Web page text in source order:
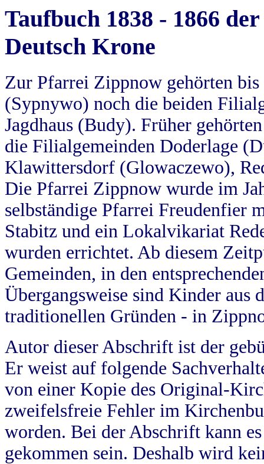
Taufbuch 1838 - 1866
Deutsch Krone
Zur Pfarrei Zippnow gehörten
(Sypnywo) noch die beiden
Jagdhaus (Budy). Früher
die Filialgemeinden Doderlage
Klawittersdorf (Glowaczewo),
Die Pfarrei Zippnow wurde im
selbständige Pfarrei Freudenfier
Stabitz und ein Lokalvikariat
wurden errichtet. Ab diesem
Gemeinden, in den
Übergangsweise sind Kinder aus
traditionellen Gründen - in
Autor dieser Abschrift ist der
Er weist auf folgende
von einer Kopie des Original-
zweifelsfreie Fehler im
worden. Bei der Abschrift kann
gekommen sein. Deshalb wird